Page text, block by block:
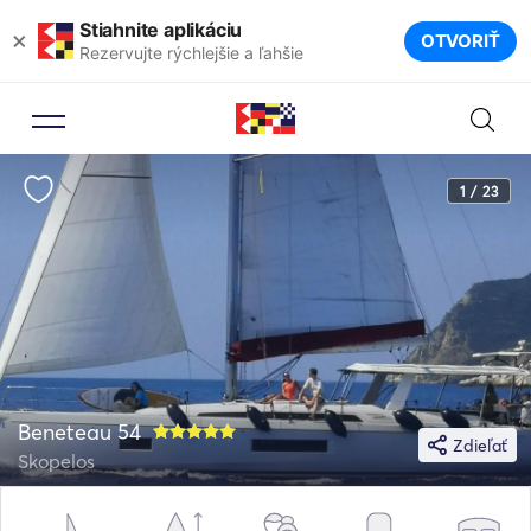
× Stiahnite aplikáciu
Rezervujte rýchlejšie a ľahšie OTVORIŤ
1 / 23
Zdieľať
Beneteau 54
Skopelos